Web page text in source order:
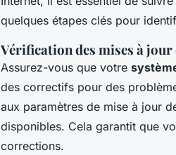
quelques étapes clés pour
Vérification des mises à
Assurez-vous que votre
des correctifs pour des
aux paramètres de mise à jour
disponibles. Cela garantit que
corrections.